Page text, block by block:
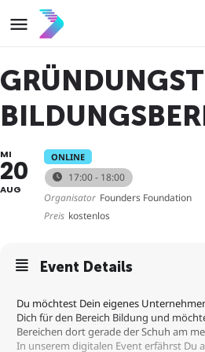
MI
20
AUG
ONLINE
17:00 - 18:00
Organisator Founders Foundation
Preis kostenlos
Event Details
Du möchtest Dein eigenes
Dich für den Bereich Bildung und
Bereichen dort gerade der Schuh am
In unserem digitalen Event erfährst Du